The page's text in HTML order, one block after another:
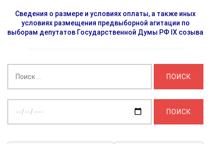
Сведения о размере и условиях оплаты, а также иных
условиях размещения предвыборной агитации по
выборам депутатов Государственной Думы РФ IX созыва
дату: